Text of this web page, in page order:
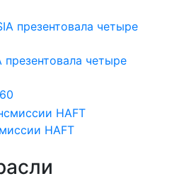
презентовала четыре
HAFT